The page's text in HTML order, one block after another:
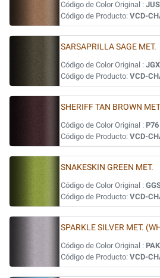
Código de Color Original : JUS
Código de Producto: VCD-
SARSAPRILLA SAGE MET.
Código de Color Original : JGX
Código de Producto: VCD-
SHERIFF TAN BROWN
Código de Color Original : P76
Código de Producto: VCD-
SNAKESKIN GREEN MET.
Código de Color Original :
Código de Producto: VCD-
SPARKLE SILVER MET.
Código de Color Original : PAK
Código de Producto: VCD-